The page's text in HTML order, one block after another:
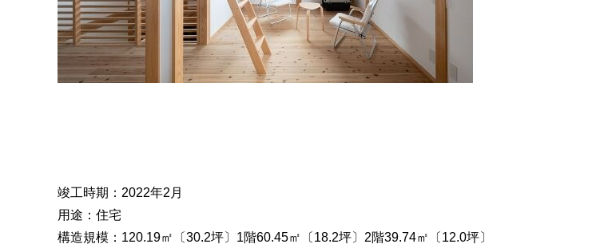
竣工時期：2022年2月
用途：住宅
構造規模：120.19㎡〔30.2坪〕1階60.45㎡〔18.2坪〕2階39.74㎡〔12.0坪〕